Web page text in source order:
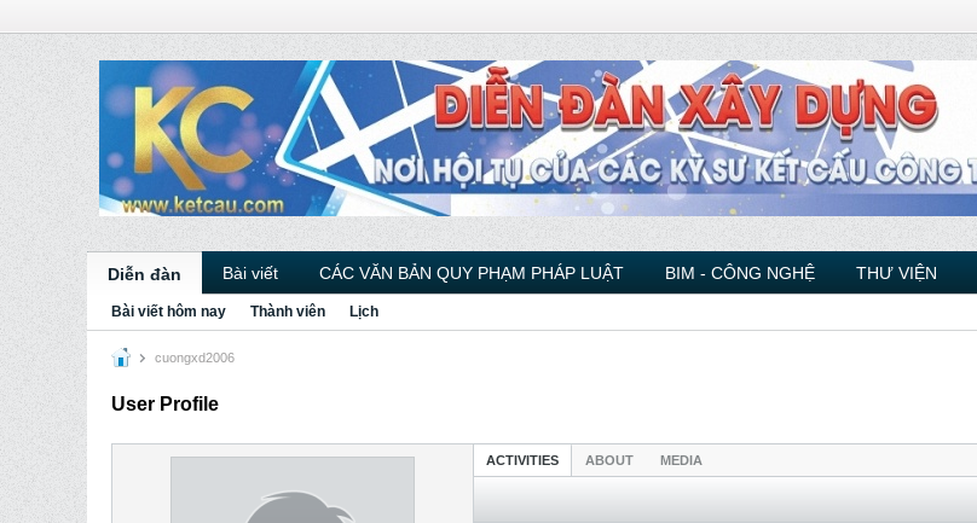
Diễn đàn Bài viết CÁC VĂN BẢN QUY PHẠM PHÁP LUẬT BIM - CÔNG NGHỆ THƯ VIỆN
Bài viết hôm nay Thành viên Lịch
cuongxd2006
User Profile
ACTIVITIES ABOUT MEDIA